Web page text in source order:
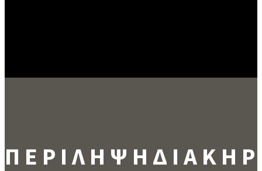
Π Ε Ρ Ι Λ Η Ψ Η Δ Ι Α Κ Η Ρ